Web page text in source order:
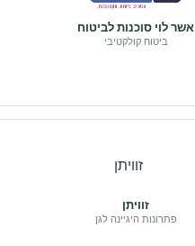
אשר לוי סוכנות לביטוח
ביטוח קולקטיבי
זוויתן
פתרונות היגיינה לגן